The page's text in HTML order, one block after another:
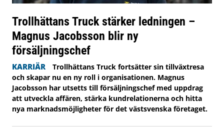
Trollhättans Truck stärker ledningen –
Magnus Jacobsson blir ny
försäljningschef
KARRIÄR
Trollhättans Truck fortsätter sin tillväxtresa
och skapar nu en ny roll i organisationen. Magnus
Jacobsson har utsetts till försäljningschef med uppdrag
att utveckla affären, stärka kundrelationerna och hitta
nya marknadsmöjligheter för det västsvenska företaget.